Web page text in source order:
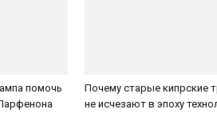
помочь
Почему старые кипрские
не исчезают в эпоху